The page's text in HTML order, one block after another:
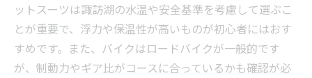
ットスーツは諏訪湖の水温や安全基準を考慮して選ぶこ
とが重要で、浮力や保温性が高いものが初心者にはおす
すめです。また、バイクはロードバイクが一般的です
が、制動力やギア比がコースに合っているかも確認が必